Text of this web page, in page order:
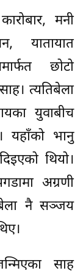
मनी
यातायात
छोटो
त्यतिबेला
युवाबीच
यहाँको भानु
थियो।
अग्रणी
नै सञ्जय
साह